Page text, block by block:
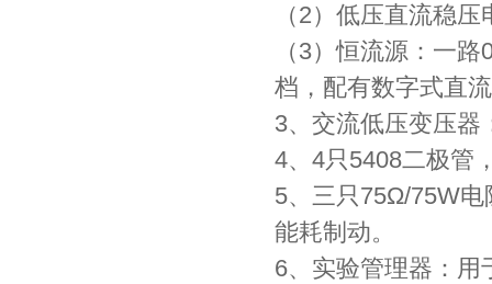
（2）低压直流稳
（3）恒流源：一
档，配有数字式直
3、交流低压变压器
4、4只5408二极管
5、三只75Ω/75W
能耗制动。
6、实验管理器：用